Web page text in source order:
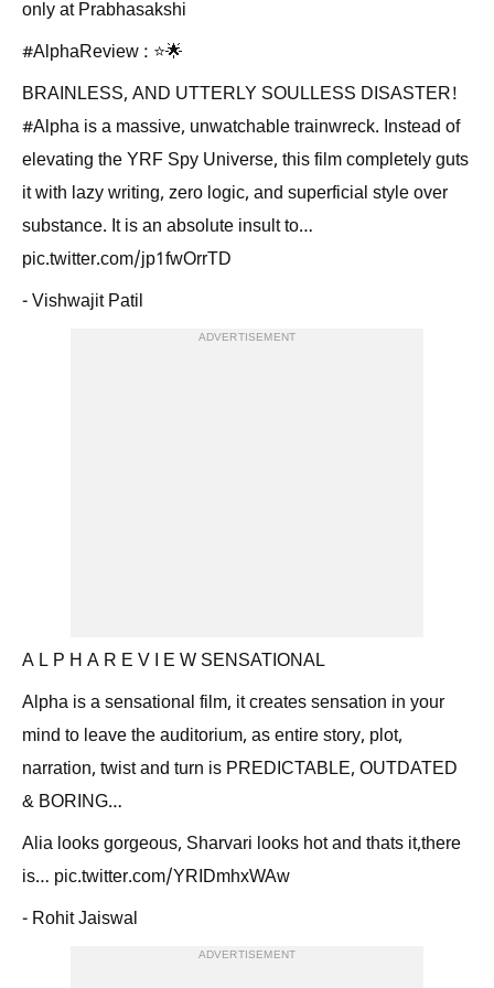
only at Prabhasakshi
#AlphaReview : ⭐🌟
BRAINLESS, AND UTTERLY SOULLESS DISASTER!
#Alpha is a massive, unwatchable trainwreck. Instead of
elevating the YRF Spy Universe, this film completely guts
it with lazy writing, zero logic, and superficial style over
substance. It is an absolute insult to…
pic.twitter.com/jp1fwOrrTD
- Vishwajit Patil
ADVERTISEMENT
A L P H A R E V I E W SENSATIONAL
Alpha is a sensational film, it creates sensation in your
mind to leave the auditorium, as entire story, plot,
narration, twist and turn is PREDICTABLE, OUTDATED
& BORING…
Alia looks gorgeous, Sharvari looks hot and thats it,there
is… pic.twitter.com/YRIDmhxWAw
- Rohit Jaiswal
ADVERTISEMENT